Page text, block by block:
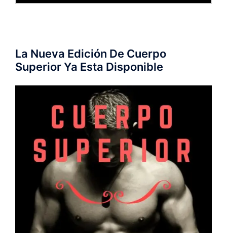
La Nueva Edición De Cuerpo
Superior Ya Esta Disponible